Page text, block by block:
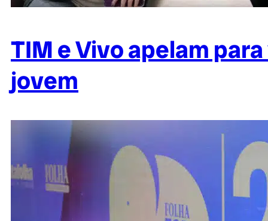
TIM e Vivo apelam
jovem